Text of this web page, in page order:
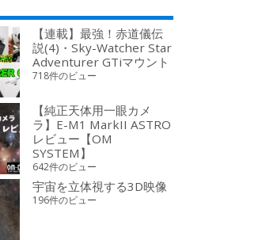
【連載】最強！赤道儀伝
説(4)・Sky-Watcher Star
Adventurer GTiマウント
718件のビュー
【純正天体用一眼カメ
ラ】E-M1 MarkII ASTRO
レビュー【OM
SYSTEM】
642件のビュー
宇宙を立体視する3D映像
196件のビュー